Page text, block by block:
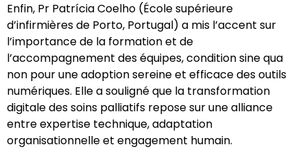
Enfin, Pr Patrícia Coelho (École supérieure
d’infirmières de Porto, Portugal) a mis l’accent sur
l’importance de la formation et de
l’accompagnement des équipes, condition sine qua
non pour une adoption sereine et efficace des outils
numériques. Elle a souligné que la transformation
digitale des soins palliatifs repose sur une alliance
entre expertise technique, adaptation
organisationnelle et engagement humain.